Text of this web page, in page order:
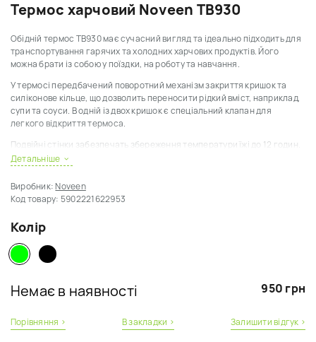
Термос харчовий Noveen TB930
Обідній термос TB930 має сучасний вигляд та ідеально підходить для
транспортування гарячих та холодних харчових продуктів. Його
можна брати із собою у поїздки, на роботу та навчання.
У термосі передбачений поворотний механізм закриття кришок та
силіконове кільце, що дозволить переносити рідкий вміст, наприклад,
супи та соуси. В одній із двох кришок є спеціальний клапан для
легкого відкриття термоса.
Подвійні стінки забезпечать збереження температури їжі до 12 годин.
Термос виготовлений з нержавіючої сталі INOX та пластику, який не
У комплект входить сумка з ручкою для зручного перенесення.
Об'єм термосу 470 мл.
Детальніше
Виробник:Noveen
Код товару: 5902221622953
Колір
Немає в наявності 950 грн
Порівняння › В закладки › Залишити відгук ›